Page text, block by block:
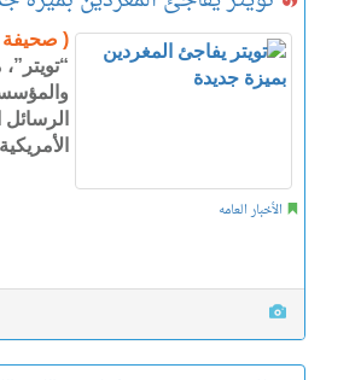
( صحيفة
الأخبار العامه